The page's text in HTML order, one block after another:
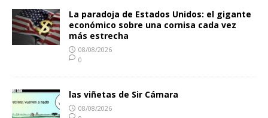
La paradoja de Estados Unidos: el gigante
económico sobre una cornisa cada vez
más estrecha
08/08/2026
0
las viñetas de Sir Cámara
08/08/2026